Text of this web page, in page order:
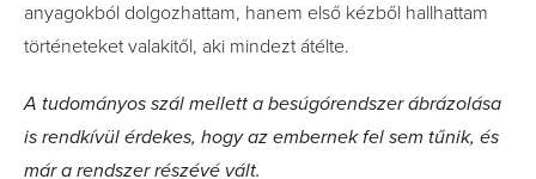
anyagokból dolgozhattam, hanem első kézből hallhattam
történeteket valakitől, aki mindezt átélte.
A tudományos szál mellett a besúgórendszer ábrázolása
is rendkívül érdekes, hogy az embernek fel sem tűnik, és
már a rendszer részévé vált.